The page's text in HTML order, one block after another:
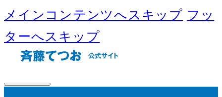
メインコンテンツへスキップ フッ
ターへスキップ